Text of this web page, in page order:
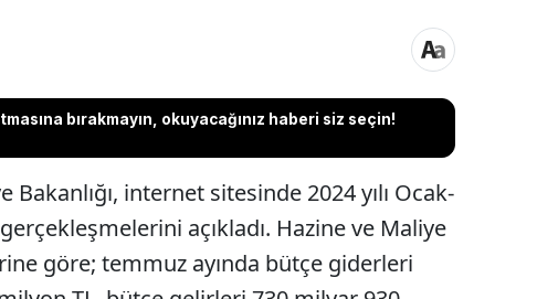
bırakmayın, okuyacağınız haberi siz seçin!
Bakanlığı, internet sitesinde 2024 yılı Ocak-
açıkladı. Hazine ve Maliye
göre; temmuz ayında bütçe giderleri